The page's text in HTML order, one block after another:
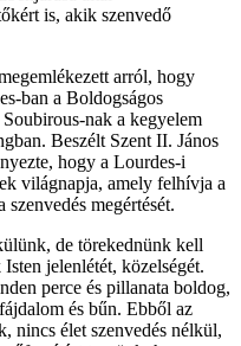
is, akik szenvedő
arról, hogy
ban a Boldogságos
nak a kegyelem
Beszélt Szent II. János
hogy a Lourdes-i
világnapja, amely felhívja a
megértését.
de törekednünk kell
jelenlétét, közelségét.
perce és pillanata boldog,
és bűn. Ebből az
nincs élet szenvedés nélkül,